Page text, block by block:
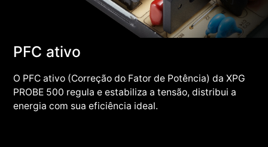
PFC ativo
O PFC ativo (Correção do Fator de Potência) da XPG
PROBE 500 regula e estabiliza a tensão, distribui a
energia com sua eficiência ideal.